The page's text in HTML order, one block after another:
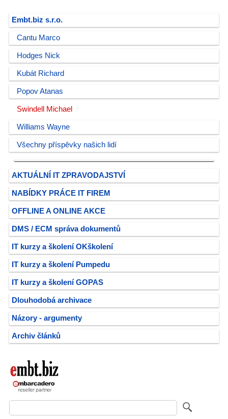
Embt.biz s.r.o.
Cantu Marco
Hodges Nick
Kubát Richard
Popov Atanas
Swindell Michael
Williams Wayne
Všechny příspěvky našich lidí
AKTUÁLNÍ IT ZPRAVODAJSTVÍ
NABÍDKY PRÁCE IT FIREM
OFFLINE A ONLINE AKCE
DMS / ECM správa dokumentů
IT kurzy a školení OKškolení
IT kurzy a školení Pumpedu
IT kurzy a školení GOPAS
Dlouhodobá archivace
Názory - argumenty
Archiv článků